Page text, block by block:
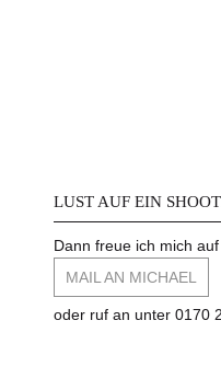
LUST AUF EIN
Dann freue ich mich
MAIL AN MICHAEL
oder ruf an unter 0170